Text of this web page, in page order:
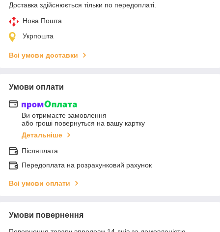
Доставка здійснюється тільки по передоплаті.
Нова Пошта
Укрпошта
Всі умови доставки
Умови оплати
Ви отримаєте замовлення
або гроші повернуться на вашу картку
Детальніше
Післяплата
Передоплата на розрахунковий рахунок
Всі умови оплати
Умови повернення